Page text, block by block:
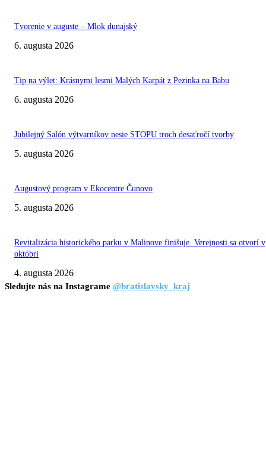
Tvorenie v auguste – Mlok dunajský
6. augusta 2026
Tip na výlet: Krásnymi lesmi Malých Karpát z Pezinka na Babu
6. augusta 2026
Jubilejný Salón výtvarníkov nesie STOPU troch desaťročí tvorby
5. augusta 2026
Augustový program v Ekocentre Čunovo
5. augusta 2026
Revitalizácia historického parku v Malinove finišuje. Verejnosti sa otvorí v
októbri
4. augusta 2026
Sledujte nás na Instagrame @bratislavsky_kraj